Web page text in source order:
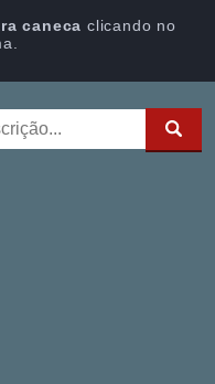
caneca clicando no